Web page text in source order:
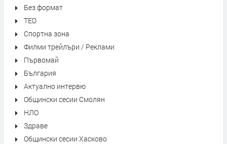
Без формат
TED
Спортна зона
Филми трейлъри / Реклами
Първомай
България
Актуално интервю
Общински сесии Смолян
НЛО
Здраве
Общински сесии Хасково